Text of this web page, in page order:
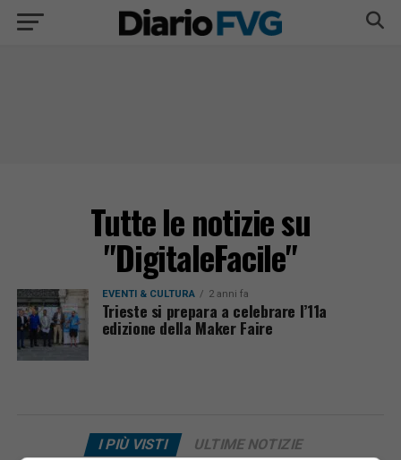
Tutte le notizie su
"DigitaleFacile"
EVENTI & CULTURA 2 anni fa
Trieste si prepara a celebrare l’11a
edizione della Maker Faire
I PIÙ VISTI ULTIME NOTIZIE